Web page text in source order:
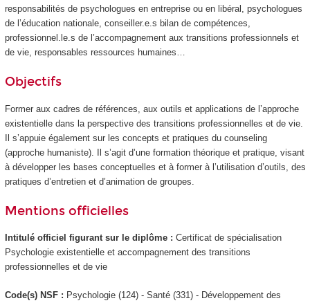
responsabilités de psychologues en entreprise ou en libéral, psychologues
de l’éducation nationale, conseiller.e.s bilan de compétences,
professionnel.le.s de l’accompagnement aux transitions professionnels et
de vie, responsables ressources humaines…
Objectifs
Former aux cadres de références, aux outils et applications de l’approche
existentielle dans la perspective des transitions professionnelles et de vie.
Il s’appuie également sur les concepts et pratiques du counseling
(approche humaniste). Il s’agit d’une formation théorique et pratique, visant
à développer les bases conceptuelles et à former à l’utilisation d’outils, des
pratiques d’entretien et d’animation de groupes.
Mentions officielles
Intitulé officiel figurant sur le diplôme : Certificat de spécialisation
Psychologie existentielle et accompagnement des transitions
professionnelles et de vie
Code(s) NSF : Psychologie (124) - Santé (331) - Développement des